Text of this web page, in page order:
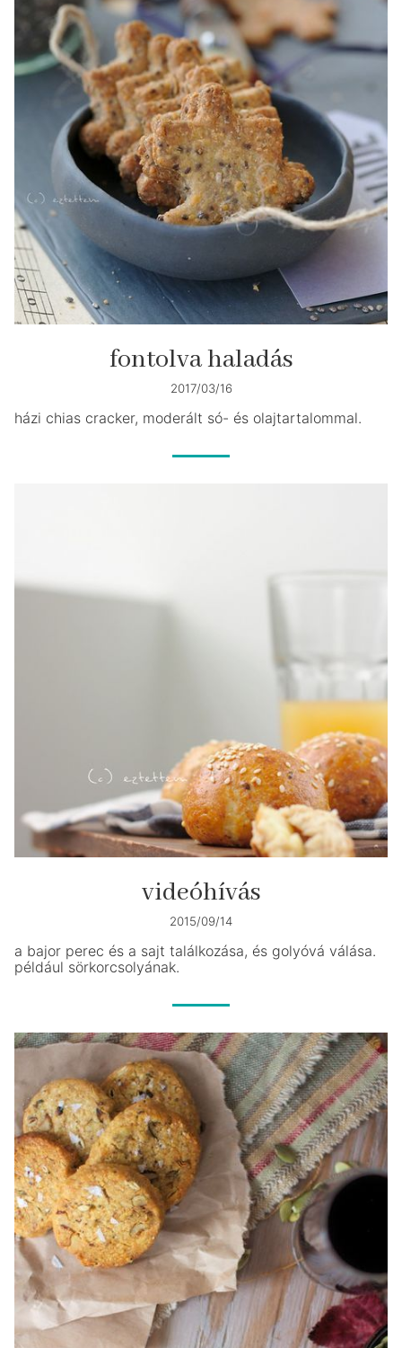
fontolva haladás
2017/03/16
házi chias cracker, moderált só- és olajtartalommal.
videóhívás
2015/09/14
a bajor perec és a sajt találkozása, és golyóvá válása.
például sörkorcsolyának.